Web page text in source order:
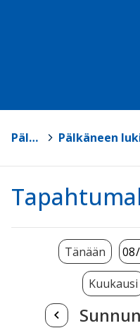
Pälkäne
Kuukausi
Tänään